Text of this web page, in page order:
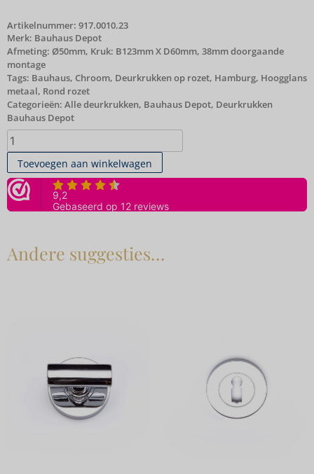
Artikelnummer: 917.0010.23
Merk: Bauhaus Depot
Afmeting: Ø50mm, Kruk: B123mm X D60mm, 38mm doorgaande
montage
Tags: Bauhaus, Chroom, Deurkrukken op rozet, Hamburg, Hoogglans
metaal, Rond rozet
Categorieën: Alle deurkrukken, Bauhaus Depot, Deurkrukken
Bauhaus Depot
Toevoegen aan winkelwagen
Andere suggesties…